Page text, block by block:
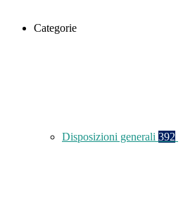
Categorie
Disposizioni generali 392